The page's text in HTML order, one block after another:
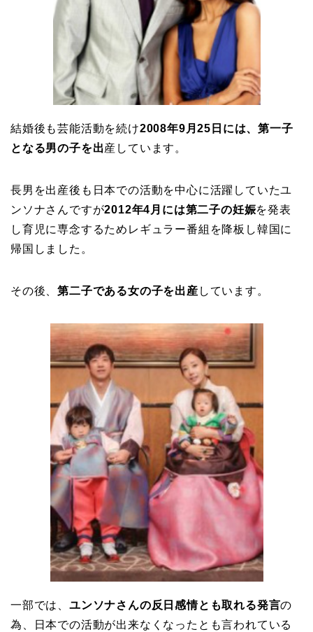
結婚後も芸能活動を続け2008年9月25日には、第一子
となる男の子を出産しています。
長男を出産後も日本での活動を中心に活躍していたユ
ンソナさんですが2012年4月には第二子の妊娠を発表
し育児に専念するためレギュラー番組を降板し韓国に
帰国しました。
その後、第二子である女の子を出産 しています。
一部では、 ユンソナさんの反日感情とも取れる発言の
為、日本での活動が出来なくなったとも言われている